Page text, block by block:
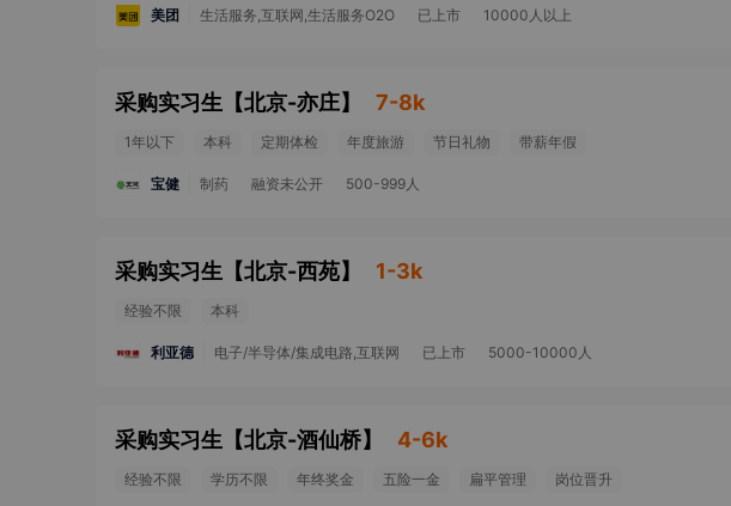
美团 生活服务,互联网,生活服务O2O 已上市 10000人以上
采购实习生 【北京-亦庄】 7-8k
1年以下 本科 定期体检 年度旅游 节日礼物 带薪年假
宝健 制药 融资未公开 500-999人
采购实习生 【北京-西苑】 1-3k
经验不限 本科
利亚德 电子/半导体/集成电路,互联网 已上市 5000-10000人
采购实习生 【北京-酒仙桥】 4-6k
经验不限 学历不限 年终奖金 五险一金 扁平管理 岗位晋升